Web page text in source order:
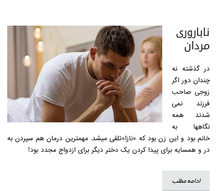
ناباروری
مردان
در گذشته نه
چندان دور‌ اگر
زوجی صاحب
فرزند نمی
شدند همه
نگاهها به
خانم بود و این زن بود که «نازا»تلقی میشد. مهمترین درمان هم سپردن به
در و همسایه برای پیدا کردن یک دختر دیگر برای ازدواج مجدد بود!
ادامه مطلب